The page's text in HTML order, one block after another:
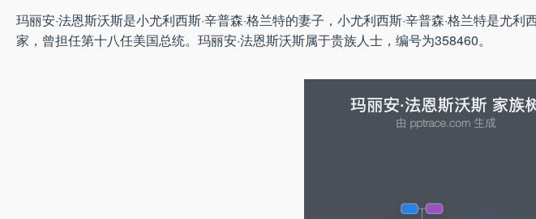
玛丽安·法恩斯沃斯是小尤利西斯·辛普森·格兰特的妻子，小尤利西斯·辛普森·格兰特是尤
家，曾担任第十八任美国总统。玛丽安·法恩斯沃斯属于贵族人士，编号为358460。